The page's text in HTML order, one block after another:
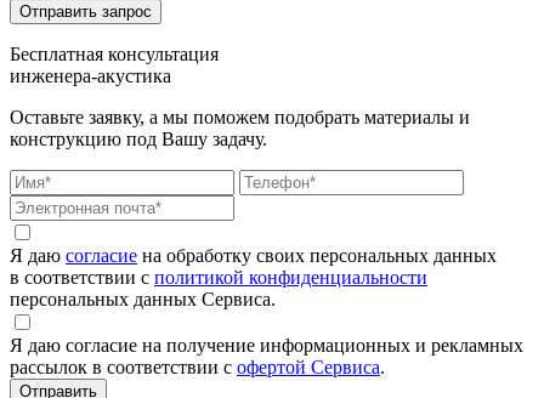
Бесплатная консультация
инженера-акустика
Оставьте заявку, а мы поможем подобрать материалы и
конструкцию под Вашу задачу.
Я даю согласие на обработку своих персональных данных
в соответствии с политикой конфиденциальности
персональных данных Сервиса.
Я даю согласие на получение информационных и рекламных
рассылок в соответствии с офертой Сервиса.